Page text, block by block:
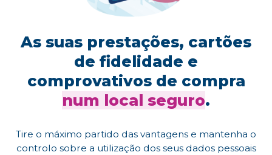
As suas prestações, cartões
de fidelidade e
comprovativos de compra
num local seguro.
Tire o máximo partido das vantagens e mantenha o
controlo sobre a utilização dos seus dados pessoais